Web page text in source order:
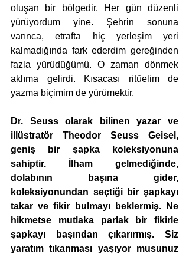
oluşan bir bölgedir. Her gün düzenli
yürüyordum yine. Şehrin sonuna
varınca, etrafta hiç yerleşim yeri
kalmadığında fark ederdim gereğinden
fazla yürüdüğümü. O zaman dönmek
aklıma gelirdi. Kısacası ritüelim de
yazma biçimim de yürümektir.
Dr. Seuss olarak bilinen yazar ve
illüstratör Theodor Seuss Geisel,
geniş bir şapka koleksiyonuna
sahiptir. İlham gelmediğinde,
dolabının başına gider,
koleksiyonundan seçtiği bir şapkayı
takar ve fikir bulmayı beklermiş. Ne
hikmetse mutlaka parlak bir fikirle
şapkayı başından çıkarırmış. Siz
yaratım tıkanması yaşıyor musunuz